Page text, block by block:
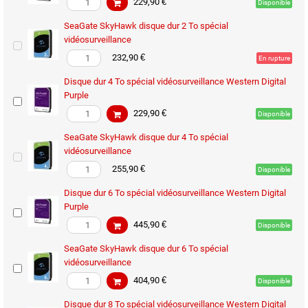
Disponible
SeaGate SkyHawk disque dur 2 To spécial
vidéosurveillance
232,90 €
En rupture
Disque dur 4 To spécial vidéosurveillance Western Digital
Purple
229,90 €
Disponible
SeaGate SkyHawk disque dur 4 To spécial
vidéosurveillance
255,90 €
Disponible
Disque dur 6 To spécial vidéosurveillance Western Digital
Purple
445,90 €
Disponible
SeaGate SkyHawk disque dur 6 To spécial
vidéosurveillance
404,90 €
Disponible
Disque dur 8 To spécial vidéosurveillance Western Digital